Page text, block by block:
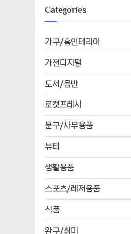
Categories
가구/홈인테리어
가전디지털
도서/음반
로켓프레시
문구/사무용품
뷰티
생활용품
스포츠/레저용품
식품
완구/취미